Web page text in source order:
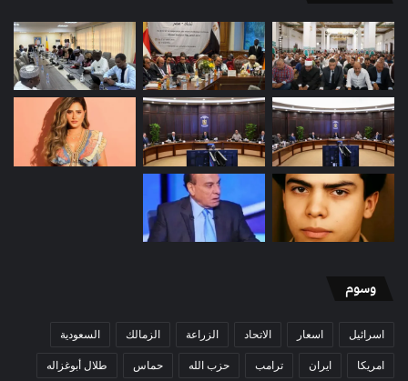
وسوم
اسرائيل اسعار الاتحاد الزراعة الزمالك السعودية
امريكا ايران ترامب حزب الله حماس طلال أبوغزاله